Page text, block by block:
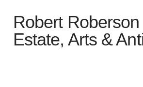
Robert
Roberson
Robert
Estate, Arts &